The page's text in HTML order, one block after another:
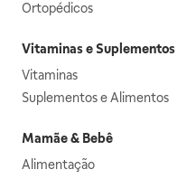
Ortopédicos
Vitaminas e Suplementos
Vitaminas
Suplementos e Alimentos
Mamãe & Bebê
Alimentação